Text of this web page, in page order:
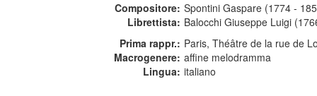
Compositore: Spontini Gaspare (1774 -
Librettista: Balocchi Giuseppe Luigi
Prima rappr.: Paris, Théâtre de la rue de
Macrogenere: affine melodramma
Lingua: italiano